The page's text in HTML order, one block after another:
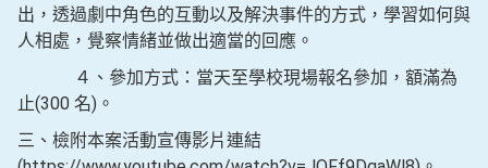
出，透過劇中角色的互動以及解決事件的方式，學習如何與
人相處，覺察情緒並做出適當的回應。
４、參加方式：當天至學校現場報名參加，額滿為
止(300 名)。
三、檢附本案活動宣傳影片連結